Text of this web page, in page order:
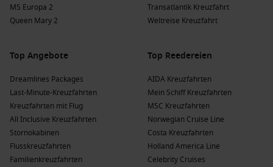
MS Europa 2
Queen Mary 2
Transatlantik Kreuzfahrt
Weltreise Kreuzfahrt
Top Angebote
Dreamlines Packages
Last-Minute-Kreuzfahrten
Kreuzfahrten mit Flug
All Inclusive Kreuzfahrten
Stornokabinen
Flusskreuzfahrten
Familienkreuzfahrten
Top Reedereien
AIDA Kreuzfahrten
Mein Schiff Kreuzfahrten
MSC Kreuzfahrten
Norwegian Cruise Line
Costa Kreuzfahrten
Holland America Line
Celebrity Cruises